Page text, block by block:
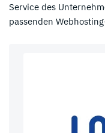
Service des
passenden